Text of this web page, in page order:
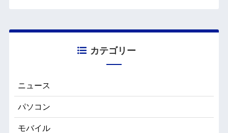
カテゴリー
ニュース
パソコン
モバイル